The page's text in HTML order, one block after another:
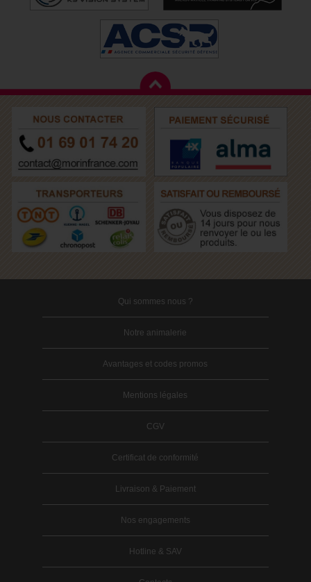
Qui sommes nous ?
Notre animalerie
Avantages et codes promos
Mentions légales
CGV
Certificat de conformité
Livraison & Paiement
Nos engagements
Hotline & SAV